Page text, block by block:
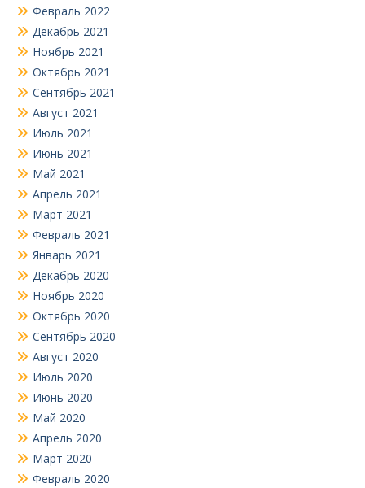
Февраль 2022
Декабрь 2021
Ноябрь 2021
Октябрь 2021
Сентябрь 2021
Август 2021
Июль 2021
Июнь 2021
Май 2021
Апрель 2021
Март 2021
Февраль 2021
Январь 2021
Декабрь 2020
Ноябрь 2020
Октябрь 2020
Сентябрь 2020
Август 2020
Июль 2020
Июнь 2020
Май 2020
Апрель 2020
Март 2020
Февраль 2020